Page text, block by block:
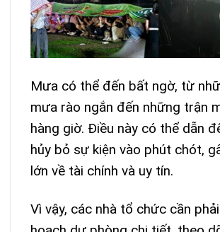
Mưa có thể đến bất ngờ, từ
mưa rào ngắn đến những trận
hàng giờ. Điều này có thể dẫn
hủy bỏ sự kiện vào phút chót,
lớn về tài chính và uy tín.
Vì vậy, các nhà tổ chức cần